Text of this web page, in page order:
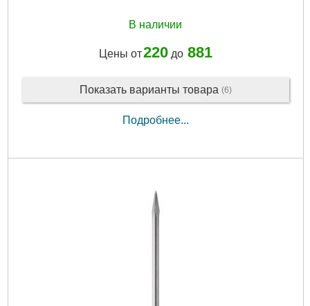
В наличии
Цены от220до 881
Показать варианты товара (6)
Подробнее...